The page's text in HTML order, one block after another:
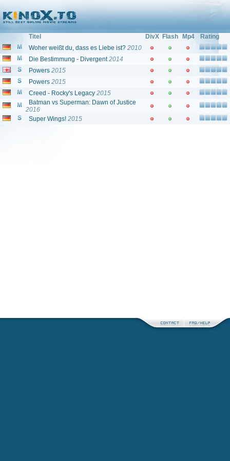
Titel DivX Flash Mp4
Rating
Woher weißt du, dass es Liebe ist? 2010
Die Bestimmung - Divergent 2014
Powers 2015
Powers 2015
Creed - Rocky's Legacy 2015
Batman vs Superman: Dawn of Justice
2016
Super Wings! 2015